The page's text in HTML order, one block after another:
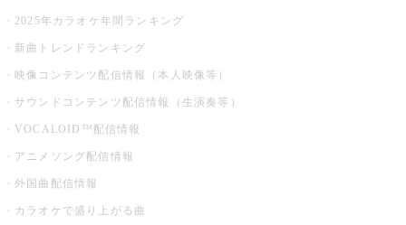
2025年カラオケ年間ランキング
新曲トレンドランキング
映像コンテンツ配信情報（本人映像等）
サウンドコンテンツ配信情報（生演奏等）
VOCALOID™配信情報
アニメソング配信情報
外国曲配信情報
カラオケで盛り上がる曲